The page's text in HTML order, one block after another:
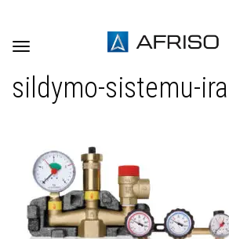
Toggle
sildymo-sistemu-